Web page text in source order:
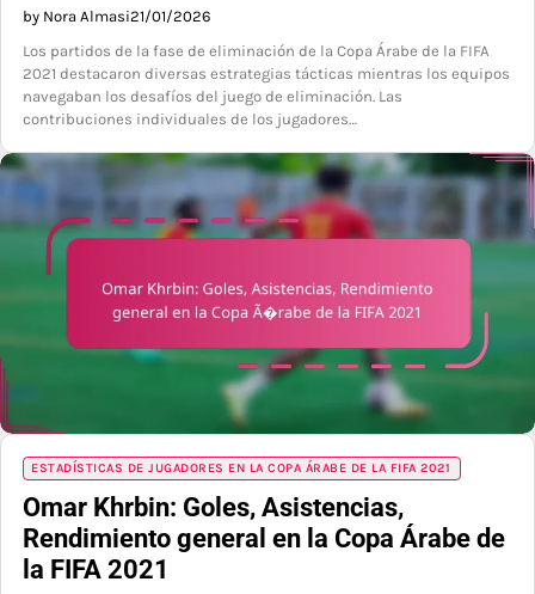
by Nora Almasi21/01/2026
Los partidos de la fase de eliminación de la Copa Árabe de la FIFA
2021 destacaron diversas estrategias tácticas mientras los equipos
navegaban los desafíos del juego de eliminación. Las
contribuciones individuales de los jugadores…
ESTADÍSTICAS DE JUGADORES EN LA COPA ÁRABE DE LA FIFA 2021
Omar Khrbin: Goles, Asistencias,
Rendimiento general en la Copa Árabe de
la FIFA 2021